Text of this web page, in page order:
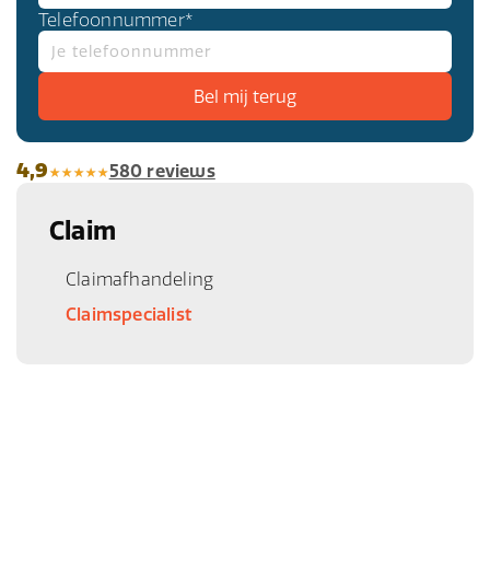
om ervoor te zorgen dat je de juiste vergoeding
krijgt.
Telefoonnummer*
4,9 580 reviews
Claim
Claimafhandeling
Claimspecialist